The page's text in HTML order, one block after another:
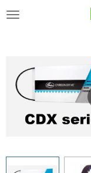
Ga
hoofdinhoud